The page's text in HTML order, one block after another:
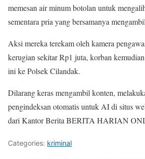
memesan air minum botolan untuk
sementara pria yang bersamanya
Aksi mereka terekam oleh kamera
kerugian sekitar Rp1 juta, korban
ini ke Polsek Cilandak.
Dilarang keras mengambil konten,
pengindeksan otomatis untuk AI di situs
dari Kantor Berita BERITA HARIAN
Categories: kriminal